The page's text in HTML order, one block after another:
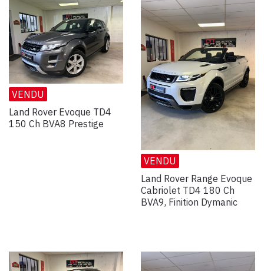
VENDU
Land Rover Evoque TD4
150 Ch BVA8 Prestige
VENDU
Land Rover Range Evoque
Cabriolet TD4 180 Ch
BVA9, Finition Dymanic